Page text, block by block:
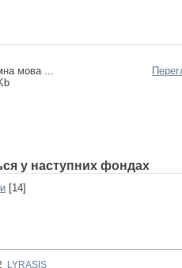
мова ...
у наступних фондах
[14]
LYRASIS